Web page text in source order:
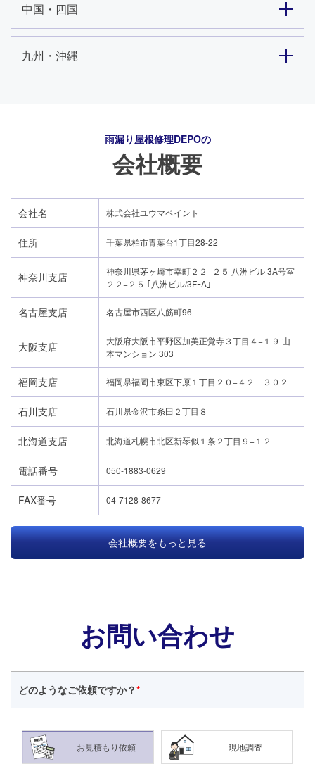
24時間365日対応
050-1883-0629
中国・四国
九州・沖縄
雨漏り屋根修理DEPOの
会社概要
会社名 株式会社ユウマペイント
住所 千葉県柏市青葉台1丁目28-22
神奈川支店
神奈川県茅ヶ崎市幸町２２−２５ 八洲ビル 3A号室
２２−２５ ｢八洲ビル/3FｰA｣
名古屋支店 名古屋市西区八筋町96
大阪支店
大阪府大阪市平野区加美正覚寺３丁目４−１９ 山
本マンション 303
福岡支店 福岡県福岡市東区下原１丁目２０−４２ ３０２
石川支店 石川県金沢市糸田２丁目８
北海道支店 北海道札幌市北区新琴似１条２丁目９−１２
電話番号 050-1883-0629
FAX番号 04-7128-8677
会社概要をもっと見る
お問い合わせ
どのようなご依頼ですか？*
お見積もり依頼 現地調査